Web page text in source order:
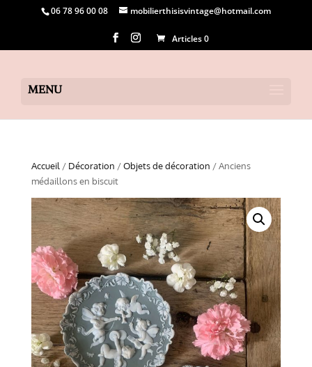
06 78 96 00 08 mobilierthisisvintage@hotmail.com
Articles 0
Accueil / Décoration /Objets de décoration / Anciens
médaillons en biscuit